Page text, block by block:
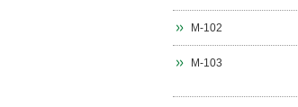
M-102
M-103